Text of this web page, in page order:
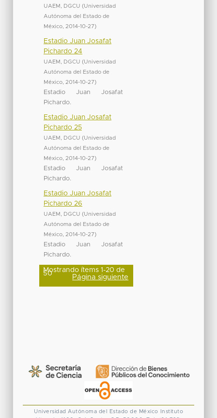
UAEM, DGCU (Universidad
Autónoma del Estado de
México, 2014-10-27)
Estadio Juan Josafat
Pichardo 24
UAEM, DGCU (Universidad
Autónoma del Estado de
México, 2014-10-27)
Estadio Juan Josafat
Pichardo.
Estadio Juan Josafat
Pichardo 25
UAEM, DGCU (Universidad
Autónoma del Estado de
México, 2014-10-27)
Estadio Juan Josafat
Pichardo.
Estadio Juan Josafat
Pichardo 26
UAEM, DGCU (Universidad
Autónoma del Estado de
México, 2014-10-27)
Estadio Juan Josafat
Pichardo.
Mostrando ítems 1-20 de
50 Página siguiente
Universidad Autónoma del Estado de México
Instituto